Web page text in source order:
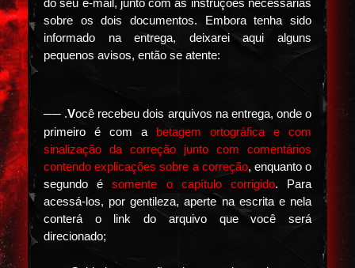
do seu e-mail, junto com as instruções necessárias
sobre os dois documentos.
Embora tenha sido
informado na entrega, deixarei aqui alguns
pequenos avisos, então se atente:
── .Você recebeu dois arquivos na entrega, onde o
primeiro é com a
betagem ortográfica e com
sinalização da correção junto com comentários
contendo explicações sobre a correção, enquanto o
segundo ésomente o capítulo corrigido. Para
acessá-los, por gentileza, aperte na escrita e nela
conterá o link do arquivo que você será
direcionado;